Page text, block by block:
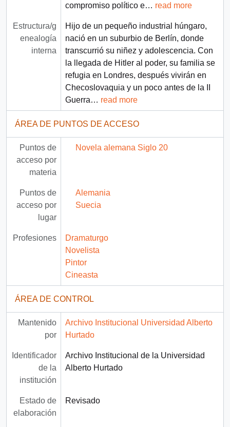
compromiso político e… read more
Estructura/g
enealogía
interna
Hijo de un pequeño industrial húngaro,
nació en un suburbio de Berlín, donde
transcurrió su niñez y adolescencia. Con
la llegada de Hitler al poder, su familia se
refugia en Londres, después vivirán en
Checoslovaquia y un poco antes de la II
Guerra… read more
ÁREA DE PUNTOS DE ACCESO
Puntos de
acceso por
materia
Novela alemana Siglo 20
Puntos de
acceso por
lugar
Alemania
Suecia
Profesiones
Dramaturgo
Novelista
Pintor
Cineasta
ÁREA DE CONTROL
Mantenido
por
Archivo Institucional Universidad Alberto
Hurtado
Identificador
de la
institución
Archivo Institucional de la Universidad
Alberto Hurtado
Estado de
elaboración
Revisado